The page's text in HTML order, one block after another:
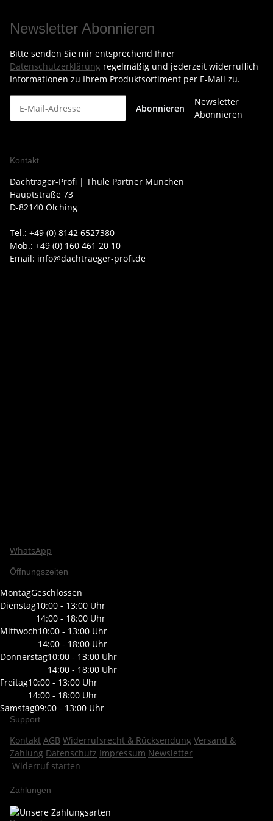
Newsletter Abonnieren
Bitte senden Sie mir entsprechend Ihrer
Datenschutzerklärung regelmäßig und jederzeit widerruflich
Informationen zu Ihrem Produktsortiment per E-Mail zu.
Abonnieren
Newsletter
Abonnieren
Kontakt
Dachträger-Profi | Thule Partner München
Hauptstraße 73
D-82140 Olching
Tel.: +49 (0) 8142 6527380
Mob.: +49 (0) 160 461 20 10
Email: info@dachtraeger-profi.de
WhatsApp
Öffnungszeiten
MontagGeschlossen
Dienstag10:00 - 13:00 Uhr
14:00 - 18:00 Uhr
Mittwoch10:00 - 13:00 Uhr
14:00 - 18:00 Uhr
Donnerstag10:00 - 13:00 Uhr
14:00 - 18:00 Uhr
Freitag10:00 - 13:00 Uhr
14:00 - 18:00 Uhr
Samstag09:00 - 13:00 Uhr
Support
Kontakt AGB Widerrufsrecht & Rücksendung Versand &
Zahlung Datenschutz Impressum Newsletter
Widerruf starten
Zahlungen